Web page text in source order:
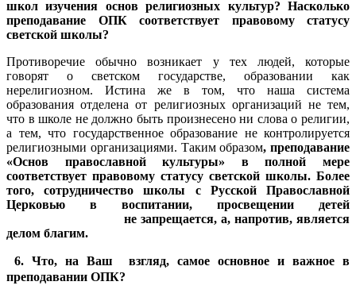
школ изучения основ религиозных культур? Насколько
преподавание ОПК соответствует правовому статусу
светской школы?
Противоречие обычно возникает у тех людей, которые
говорят о светском государстве, образовании как
нерелигиозном. Истина же в том, что наша система
образования отделена от религиозных организаций не тем,
что в школе не должно быть произнесено ни слова о религии,
а тем, что государственное образование не контролируется
религиозными организациями. Таким образом, преподавание
«Основ православной культуры» в полной мере
соответствует правовому статусу светской школы. Более
того, сотрудничество школы с Русской Православной
Церковью в воспитании, просвещении детей
не запрещается, а, напротив, является
делом благим.
6. Что, на Ваш взгляд, самое основное и важное в
преподавании ОПК?